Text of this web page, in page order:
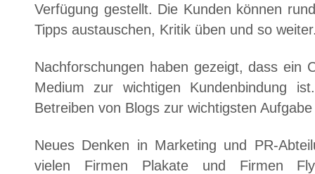
Verfügung gestellt. Die Kunden können
Tipps austauschen, Kritik üben und so
Nachforschungen haben gezeigt, dass ein
Medium zur wichtigen Kundenbindung
Betreiben von Blogs zur wichtigsten
Neues Denken in Marketing und PR-
vielen Firmen Plakate und Firmen